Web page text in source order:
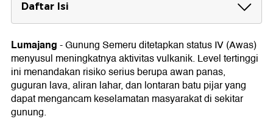
Daftar Isi
Status Terkini Gunung Semeru
Rekomendasi Status IV Awas Gunung
Semeru
Tingkatan Status Gunung Api
1. Level I - Aktif Normal
Lumajang-Gunung Semeru ditetapkan status IV (Awas)
menyusul meningkatnya aktivitas vulkanik. Level tertinggi
ini menandakan risiko serius berupa awan panas,
guguran lava, aliran lahar, dan lontaran batu pijar yang
dapat mengancam keselamatan masyarakat di sekitar
gunung.